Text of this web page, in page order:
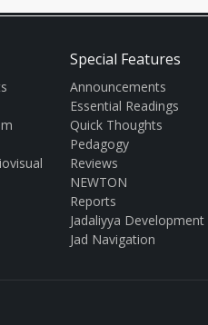
Special Features
Announcements
Essential Readings
Quick Thoughts
Pedagogy
Reviews
NEWTON
Reports
Jadaliyya Development
Jad Navigation